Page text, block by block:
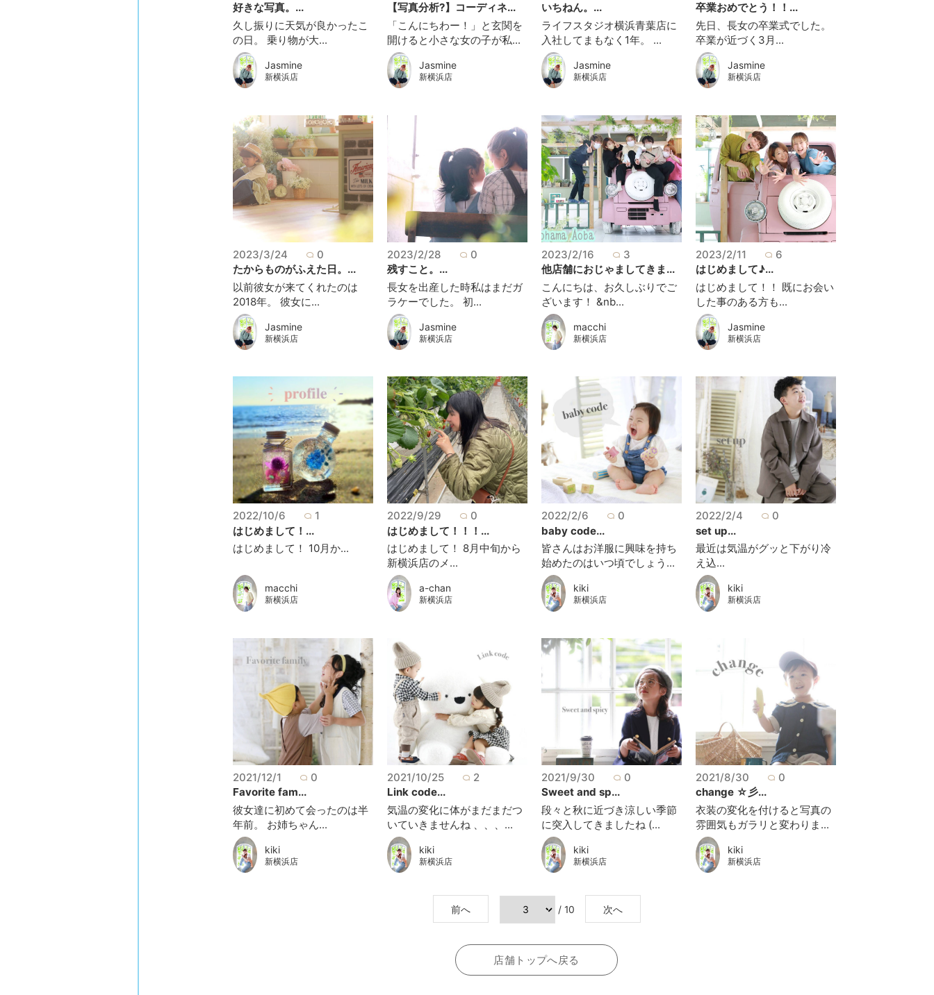
好きな写真。...
久し振りに天気が良かったこ
の日。 乗り物が大...
Jasmine
新横浜店
【写真分析?】コーディネ...
「こんにちわー！」と玄関を
開けると小さな女の子が私...
Jasmine
新横浜店
いちねん。...
ライフスタジオ横浜青葉店に
入社してまもなく1年。 ...
Jasmine
新横浜店
卒業おめでとう！！...
先日、長女の卒業式でした。
卒業が近づく3月...
Jasmine
新横浜店
2023/3/24
0
たからものがふえた日。...
以前彼女が来てくれたのは
2018年。 彼女に...
Jasmine
新横浜店
2023/2/28
0
残すこと。...
長女を出産した時私はまだガ
ラケーでした。 初...
Jasmine
新横浜店
2023/2/16
3
他店舗におじゃましてきま...
こんにちは、お久しぶりでご
ざいます！ &nb...
macchi
新横浜店
2023/2/11
6
はじめまして♪...
はじめまして！！ 既にお会い
した事のある方も...
Jasmine
新横浜店
2022/10/6
1
はじめまして！...
はじめまして！ 10月か...
macchi
新横浜店
2022/9/29
0
はじめまして！！！...
はじめまして！ 8月中旬から
新横浜店のメ...
a-chan
新横浜店
2022/2/6
0
baby code...
皆さんはお洋服に興味を持ち
始めたのはいつ頃でしょう...
kiki
新横浜店
2022/2/4
0
set up...
最近は気温がグッと下がり冷
え込...
kiki
新横浜店
2021/12/1
0
Favorite fam...
彼女達に初めて会ったのは半
年前。 お姉ちゃん...
kiki
新横浜店
2021/10/25
2
Link code...
気温の変化に体がまだまだつ
いていきませんね 、、、...
kiki
新横浜店
2021/9/30
0
Sweet and sp...
段々と秋に近づき涼しい季節
に突入してきましたね (...
kiki
新横浜店
2021/8/30
0
change ☆彡...
衣装の変化を付けると写真の
雰囲気もガラリと変わりま...
kiki
新横浜店
前へ / 10 次へ
店舗トップへ戻る